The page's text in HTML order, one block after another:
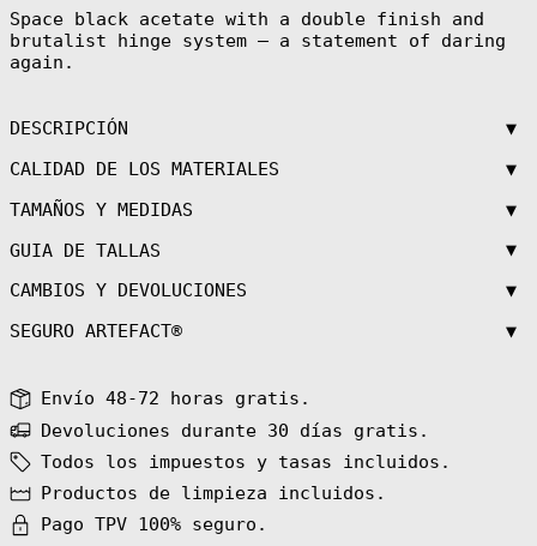
Space black acetate with a double finish and
brutalist hinge system — a statement of daring
again.
DESCRIPCIÓN
▼
CALIDAD DE LOS MATERIALES
▼
TAMAÑOS Y MEDIDAS
▼
GUIA DE TALLAS
▼
CAMBIOS Y DEVOLUCIONES
▼
SEGURO ARTEFACT®
▼
Envío 48-72 horas gratis.
Devoluciones durante 30 días gratis.
Todos los impuestos y tasas incluidos.
Productos de limpieza incluidos.
Pago TPV 100% seguro.
Armenia (AMD
Australia (AUD
Azerbaijan (AZN
Bahamas (BSD $)
Bahrain (EUR €)
৳)
Belarus (EUR €)
Belgium (EUR €)
Belize (BZD $)
Benin (XOF Fr)
Bermuda (USD $)